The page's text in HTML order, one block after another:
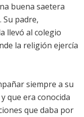
buena saetera
Su padre,
llevó al colegio
la religión ejercía
siempre a su
que era conocida
que daba por